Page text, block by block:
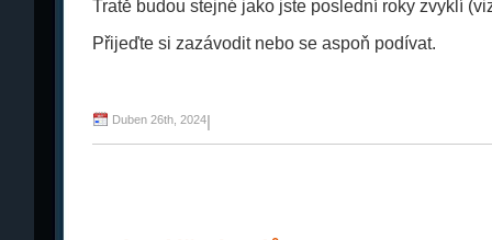
Tratě budou stejné jako jste poslední roky zvyklí
Přijeďte si zazávodit nebo se aspoň podívat.
Duben 26th, 2024|